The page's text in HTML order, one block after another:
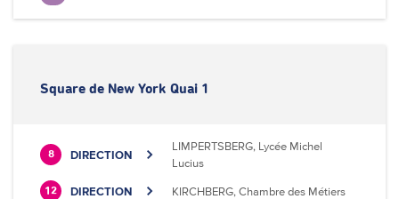
Square de New York Quai 1
8 DIRECTION
LIMPERTSBERG, Lycée Michel
Lucius
12 DIRECTION KIRCHBERG, Chambre des Métiers